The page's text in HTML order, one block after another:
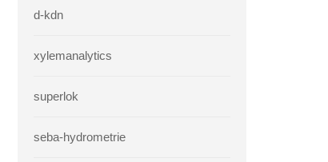
d-kdn
xylemanalytics
superlok
seba-hydrometrie